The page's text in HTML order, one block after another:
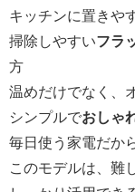
キッチンに置きや
掃除しやすいフラ
方
温めだけでなく、
シンプルでおしゃ
毎日使う家電だか
このモデルは、難